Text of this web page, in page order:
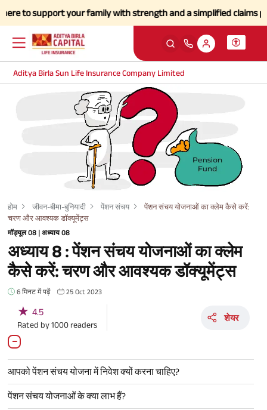
support your family with strength and a simplified claims
Aditya Birla Sun Life Insurance Company Limited
होम जीवन-बीमा-बुनियादी पेंशन संचय
पेंशन संचय योजनाओं का क्लेम कैसे करें:
चरण और आवश्यक डॉक्यूमेंट्स
मॉड्यूल 08 | अध्याय 08
अध्याय 8 : पेंशन संचय योजनाओं का क्लेम
कैसे करें: चरण और आवश्यक डॉक्यूमेंट्स
6 मिनट में पढ़ें 25 Oct 2023
★ 4.5
Rated by 1000 readers
शेयर
आपको पेंशन संचय योजना में निवेश क्यों करना चाहिए?
पेंशन संचय योजनाओं के क्या लाभ हैं?